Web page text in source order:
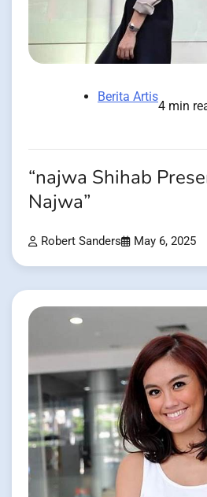
Berita Artis
4 min
“najwa Shihab
Najwa”
Robert Sanders May 6, 2025